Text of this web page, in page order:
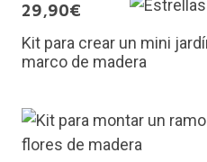
29,90€
Kit para crear un mini
marco de madera